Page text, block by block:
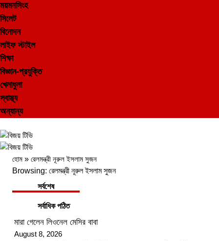
ময়মনসিংহ
সিলেট
বিনোদন
লাইফ স্টাইল
শিক্ষা
বিজ্ঞান-প্রযুক্তি
খেলাধুলা
স্বাস্থ্য
অন্যান্য
হোম » রেলমন্ত্রী নূরুল ইসলাম সুজন
Browsing: রেলমন্ত্রী নূরুল ইসলাম সুজন
সর্বশেষ
সর্বাধিক পঠিত
মারা গেলেন লিওনেল মেসির বাবা
August 8, 2026